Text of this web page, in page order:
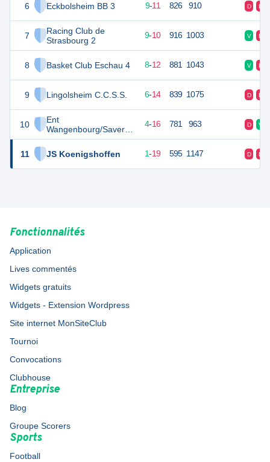
6 Eckbolsheim BB 3
7
Racing Club de
Strasbourg 2
8 Basket Club Eschau 4
9 Lingolsheim C.C.S.S.
10
Ent
Wangenbourg/Saverne
- Wangenbourg
11
JS Koenigshoffen
29 9-11 826 910 D D
9-10 916 1003 V D
28 20 8-12 881 1043 V D
26 6-14 839 1075 D D
24 4-16 781 963 D V
21 1-19 595 1147 D D
Fonctionnalités
Application
Lives commentés
Widgets gratuits
Widgets - Extension Wordpress
Site internet MonSiteClub
Tournoi
Convocations
Clubhouse
Entreprise
Blog
Groupe Scorers
Sports
Football